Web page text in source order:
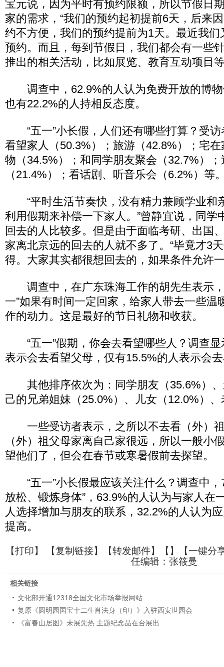
宝元说，因为平时有预约限额，所以节假日
家的需求，“我们的预约起初提前6天，后来
约不方便，我们的预约提前为1天。最近我
预约。而且，每到节假日，我们都会有一些
推出的相关活动，比如展览、教育互动项目
调查中，62.9%的人认为免费开放的博物
也有22.2%的人持相反态度。
“五一”小长假，人们还有哪些打算？受访
看望家人（50.3%）；旅游（42.8%）；宅
物（34.5%）；和同学朋友聚会（32.7%）
（21.4%）；看话剧、听音乐会（6.2%）等
“平时生活节奏快，没有精力兼顾学业和
利用假期来补偿一下家人。”曾静宜说，同学
回去的人比较多。但是由于面临考研、出国
家离北京远的回去的人就不多了。“毕竟才3
得。大家其实都很想回去的，如果条件允许
调查中，在广东珠海工作的胡先生表示，
一”如果有时间一定回家，给家人带去一些温
作的动力。这是最好的节日礼物和收获。
“五一”假期，你会去看望哪些人？调查显
表示会去看望父母，仅有15.5%的人表示会
其他排序依次为：同学朋友（35.6%）、
己的兄弟姐妹（25.0%）、儿女（12.0%）
一些受访者表示，之所以不去看（外）
（外）祖父母家离自己家很远，所以一般小
望他们了，但会在春节或寒暑假前去探望。
“五一”小长假最应该关注什么？调查中，
放松、锻炼身体”，63.9%的人认为与家人在
人选择增加与朋友的联系，32.2%的人认为
提高。
【打印】 【复制链接】【转发邮件】【 】
【一键分
任编辑：张筱曼
相关链接
文化部开通12318全国文化市场举报网站
复原《圆明园国宝十二生肖法身（印）》入驻西安世园会
《富春山居图》未展先热 主题纪念品在台展出